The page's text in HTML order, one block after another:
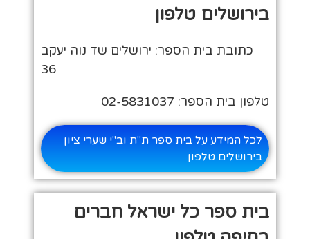
בירושלים טלפון
כתובת בית הספר: ירושלים שד נוה יעקב
36
טלפון בית הספר: 02-5831037
לכל המידע על בית ספר ת"ת וב"י שערי ציון
בירושלים טלפון
בית ספר כל ישראל חברים